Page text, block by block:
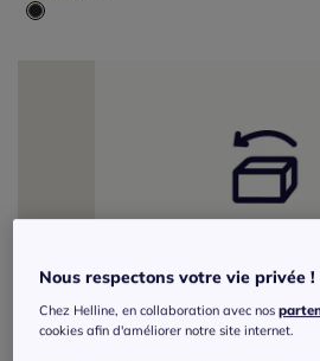
Nous respectons votre vie privée !
Chez Helline, en collaboration avec nos
cookies afin d'améliorer notre site internet.